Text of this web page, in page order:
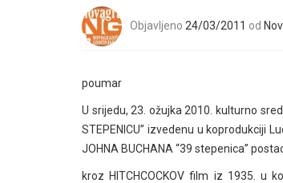
Objavljeno 24/03/2011 od
poumar
U srijedu, 23. ožujka 2010. kulturno
STEPENICU” izvedenu u koprodukciji
JOHNA BUCHANA “39 stepenica”
kroz HITCHCOCKOV film iz 1935. u